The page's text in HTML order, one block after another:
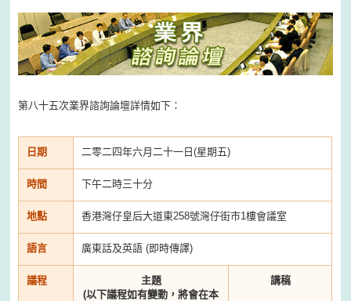
第八十五次業界諮詢論壇詳情如下：
日期 二零二四年六月二十一日(星期五)
時間 下午二時三十分
地點 香港灣仔皇后大道東258號灣仔街市1樓會議室
語言 廣東話及英語 (即時傳譯)
議程
主題
(以下議程如有變動，將會在本
講稿